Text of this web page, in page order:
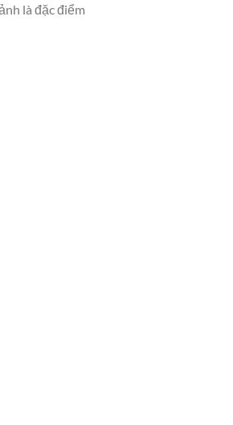
là đặc điểm